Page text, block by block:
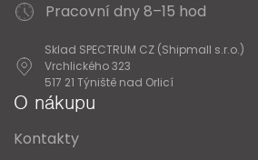
Pracovní dny 8–15 hod
Sklad SPECTRUM CZ (Shipmall s.r.o.)
Vrchlického 323
517 21 Týniště nad Orlicí
O nákupu
Kontakty